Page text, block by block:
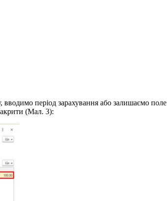
період зарахування або залишаємо
(Мал. 3):